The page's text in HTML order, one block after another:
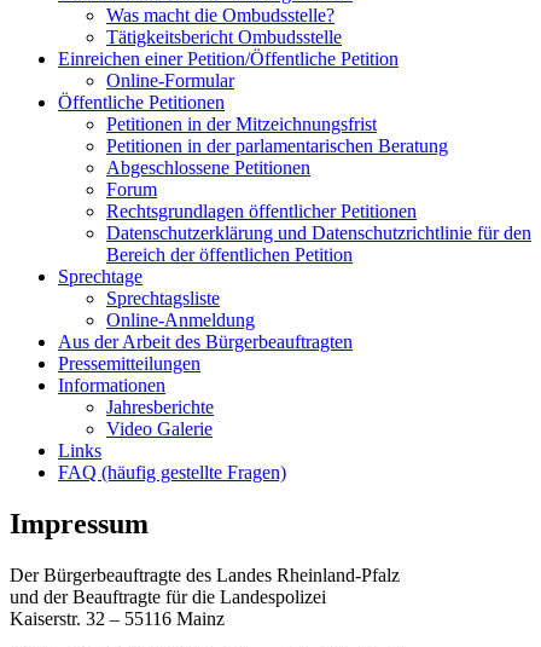
Was macht die Ombudsstelle?
Tätigkeitsbericht Ombudsstelle
Einreichen einer Petition/Öffentliche Petition
Online-Formular
Öffentliche Petitionen
Petitionen in der Mitzeichnungsfrist
Petitionen in der parlamentarischen Beratung
Abgeschlossene Petitionen
Forum
Rechtsgrundlagen öffentlicher Petitionen
Datenschutzerklärung und Datenschutzrichtlinie für den
Bereich der öffentlichen Petition
Sprechtage
Sprechtagsliste
Online-Anmeldung
Aus der Arbeit des Bürgerbeauftragten
Pressemitteilungen
Informationen
Jahresberichte
Video Galerie
Links
FAQ (häufig gestellte Fragen)
Impressum
Der Bürgerbeauftragte des Landes Rheinland-Pfalz
und der Beauftragte für die Landespolizei
Kaiserstr. 32 – 55116 Mainz